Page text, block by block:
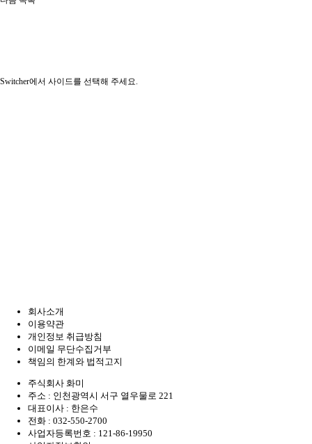
Switcher에서 사이드를 선택해 주세요.
회사소개
이용약관
개인정보 취급방침
이메일 무단수집거부
책임의 한계와 법적고지
주식회사 화미
주소 : 인천광역시 서구 열우물로 221
대표이사 : 한은수
전화 : 032-550-2700
사업자등록번호 : 121-86-19950